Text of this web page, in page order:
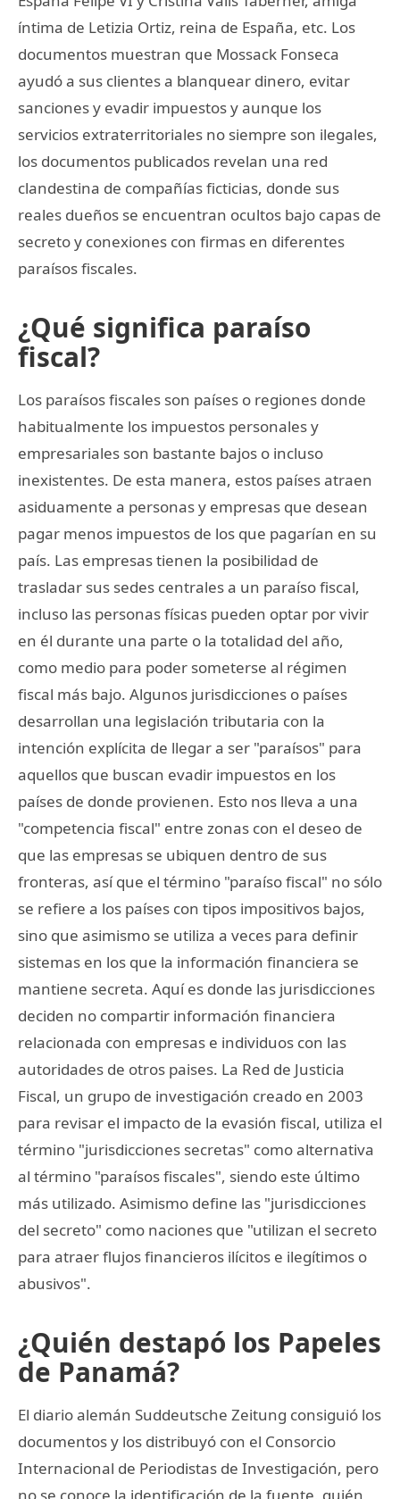
íntima de Letizia Ortiz, reina de España, etc. Los
documentos muestran que Mossack Fonseca
ayudó a sus clientes a blanquear dinero, evitar
sanciones y evadir impuestos y aunque los
servicios extraterritoriales no siempre son ilegales,
los documentos publicados revelan una red
clandestina de compañías ficticias, donde sus
reales dueños se encuentran ocultos bajo capas de
secreto y conexiones con firmas en diferentes
paraísos fiscales.
¿Qué significa paraíso
fiscal?
Los paraísos fiscales son países o regiones donde
habitualmente los impuestos personales y
empresariales son bastante bajos o incluso
inexistentes. De esta manera, estos países atraen
asiduamente a personas y empresas que desean
pagar menos impuestos de los que pagarían en su
país. Las empresas tienen la posibilidad de
trasladar sus sedes centrales a un paraíso fiscal,
incluso las personas físicas pueden optar por vivir
en él durante una parte o la totalidad del año,
como medio para poder someterse al régimen
fiscal más bajo. Algunos jurisdicciones o países
desarrollan una legislación tributaria con la
intención explícita de llegar a ser "paraísos" para
aquellos que buscan evadir impuestos en los
países de donde provienen. Esto nos lleva a una
"competencia fiscal" entre zonas con el deseo de
que las empresas se ubiquen dentro de sus
fronteras, así que el término "paraíso fiscal" no sólo
se refiere a los países con tipos impositivos bajos,
sino que asimismo se utiliza a veces para definir
sistemas en los que la información financiera se
mantiene secreta. Aquí es donde las jurisdicciones
deciden no compartir información financiera
relacionada con empresas e individuos con las
autoridades de otros paises. La Red de Justicia
Fiscal, un grupo de investigación creado en 2003
para revisar el impacto de la evasión fiscal, utiliza el
término "jurisdicciones secretas" como alternativa
al término "paraísos fiscales", siendo este último
más utilizado. Asimismo define las "jurisdicciones
del secreto" como naciones que "utilizan el secreto
para atraer flujos financieros ilícitos e ilegítimos o
abusivos".
¿Quién destapó los Papeles
de Panamá?
El diario alemán Suddeutsche Zeitung consiguió los
documentos y los distribuyó con el Consorcio
Internacional de Periodistas de Investigación, pero
no se conoce la identificación de la fuente, quién